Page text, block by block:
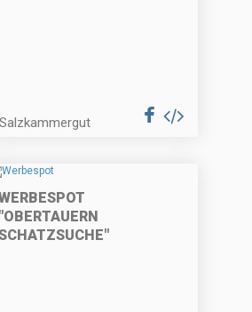
Salzkammergut
"OBERTAUERN